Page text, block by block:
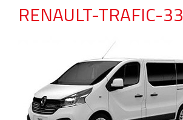
RENAULT-TRAFIC-33